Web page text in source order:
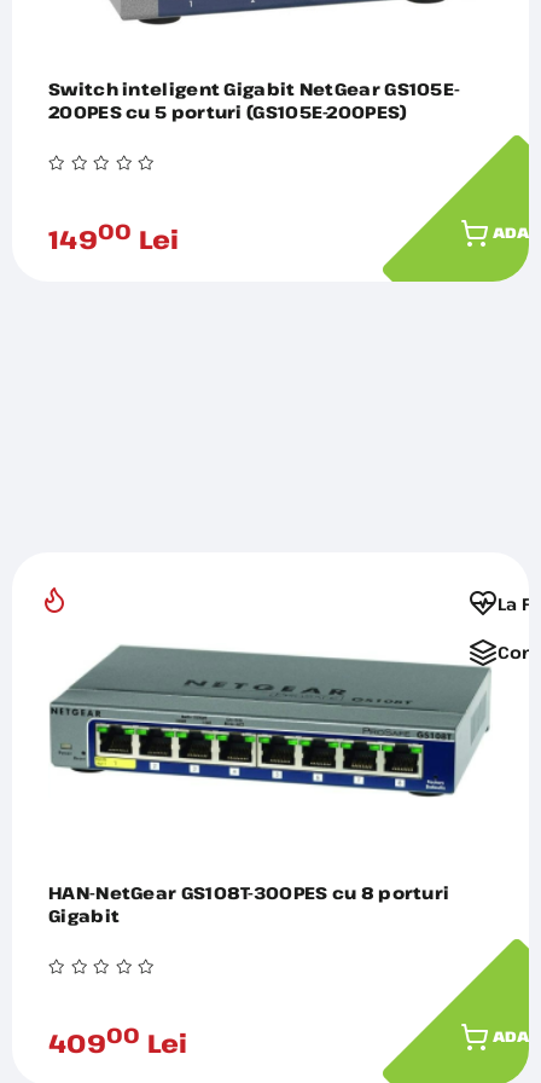
Switch inteligent Gigabit NetGear GS105E-
200PES cu 5 porturi (GS105E-200PES)
14900 Lei
La
HAN-NetGear GS108T-300PES cu 8 porturi
Gigabit
40900 Lei